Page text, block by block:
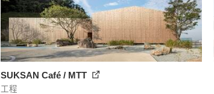
SUKSAN Café / MTT
工程